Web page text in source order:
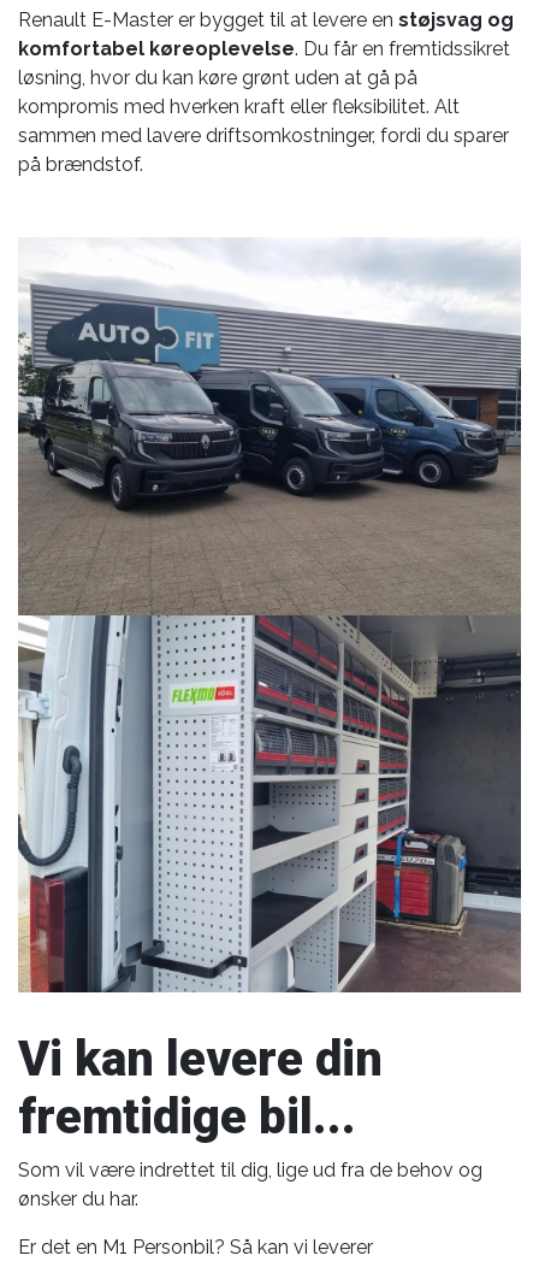
Renault E-Master er bygget til at levere en støjsvag og
komfortabel køreoplevelse. Du får en fremtidssikret
løsning, hvor du kan køre grønt uden at gå på
kompromis med hverken kraft eller fleksibilitet. Alt
sammen med lavere driftsomkostninger, fordi du sparer
på brændstof.
Vi kan levere din
fremtidige bil...
Som vil være indrettet til dig, lige ud fra de behov og
ønsker du har.
Er det en M1 Personbil? Så kan vi leverer